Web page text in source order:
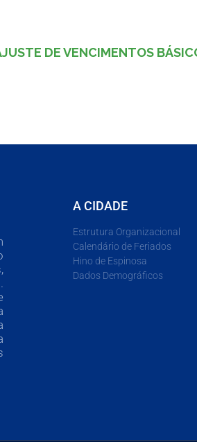
DE VENCIMENTOS
A CIDADE
Estrutura Organizacional
Calendário de Feriados
Hino de Espinosa
Dados Demográficos